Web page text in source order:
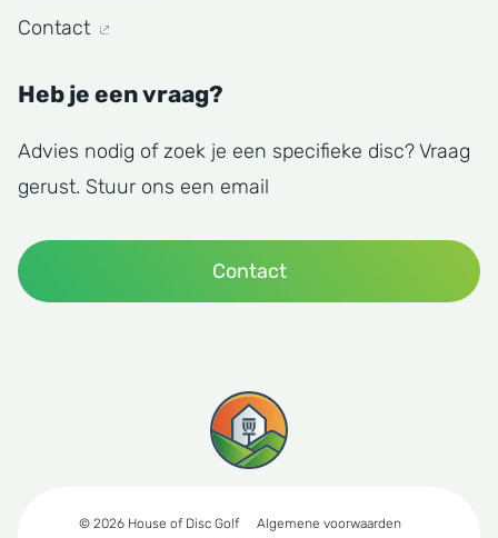
Contact
Heb je een vraag?
Advies nodig of zoek je een specifieke disc? Vraag
gerust. Stuur ons een email
Contact
© 2026 House of Disc Golf
Algemene voorwaarden